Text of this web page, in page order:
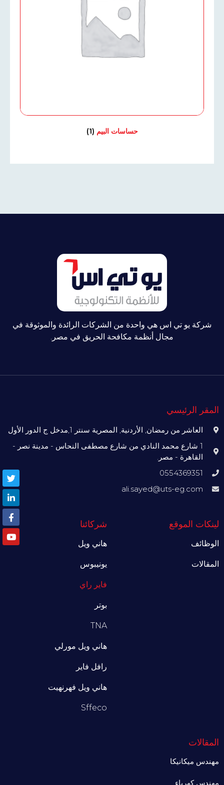
حساسات البيم (1)
شركة يو تي اس هي واحدة من الشركات الرائدة والموثوقة في
مجال أنظمة مكافحة الحريق في مصر.
المقر الرئيسي
العاشر من رمضان, الأردنية, المصرية سنتر 1,مدخل ج الدور الأول
1 شارع محمد النادي من شارع مصطفى النحاس - مدينة نصر -
القاهرة - مصر.
0554369351
ali.sayed@uts-eg.com
لينكات الموقع
الوظائف
المقالات
شركائنا
هاني ويل
يونيبوس
فاير راي
بوتر
TNA
هاني ويل مورلي
رافل فاير
هاني ويل فهرنهيت
Sffeco
المقالات
مهندس ميكانيكا
مهندس كهرباء